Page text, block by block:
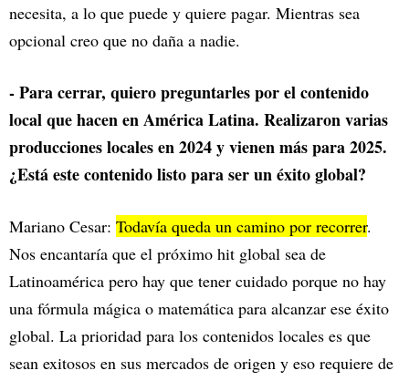
necesita, a lo que puede y quiere pagar. Mientras sea
opcional creo que no daña a nadie.
- Para cerrar, quiero preguntarles por el contenido
local que hacen en América Latina. Realizaron varias
producciones locales en 2024 y vienen más para 2025.
¿Está este contenido listo para ser un éxito global?
Mariano Cesar: Todavía queda un camino por recorrer.
Nos encantaría que el próximo hit global sea de
Latinoamérica pero hay que tener cuidado porque no hay
una fórmula mágica o matemática para alcanzar ese éxito
global. La prioridad para los contenidos locales es que
sean exitosos en sus mercados de origen y eso requiere de